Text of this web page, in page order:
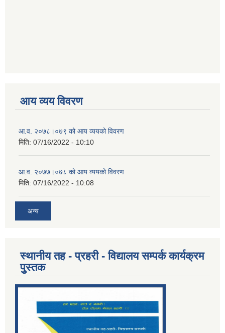
आय व्यय विवरण
आ.व. २०७८।०७९ को आय व्ययको विवरण
मिति: 07/16/2022 - 10:10
आ.व. २०७७।०७८ को आय व्ययको विवरण
मिति: 07/16/2022 - 10:08
अन्य
स्थानीय तह - प्रहरी - विद्यालय सम्पर्क कार्यक्रम
पुुस्तक